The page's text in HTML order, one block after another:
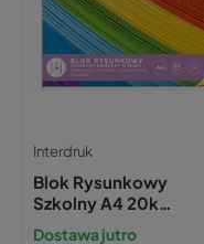
Interdruk
Blok Rysunkowy
Szkolny A4 20k
KOLOROWY Interdruk
Dostawa jutro